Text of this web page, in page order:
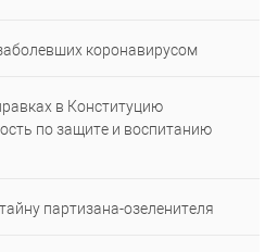
коронавирусом
в Конституцию
по защите и воспитанию
партизана-озеленителя